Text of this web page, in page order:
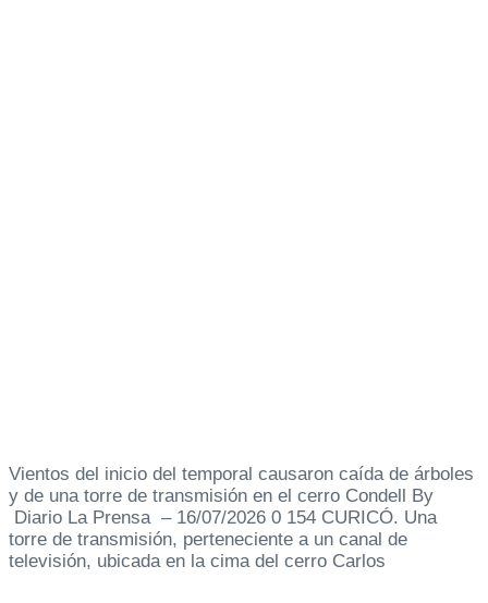
Vientos del inicio del temporal causaron caída de árboles
y de una torre de transmisión en el cerro Condell By
Diario La Prensa – 16/07/2026 0 154 CURICÓ. Una
torre de transmisión, perteneciente a un canal de
televisión, ubicada en la cima del cerro Carlos